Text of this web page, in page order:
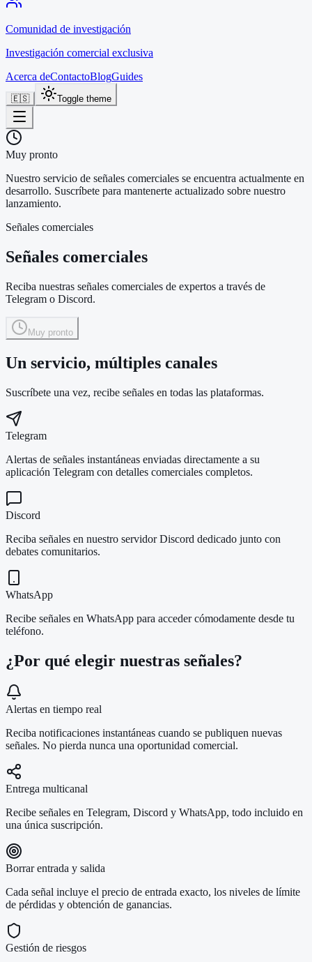
Comunidad de investigación
Investigación comercial exclusiva
Acerca deContactoBlogGuides
🇪🇸 Toggle theme
Muy pronto
Nuestro servicio de señales comerciales se encuentra actualmente en
desarrollo. Suscríbete para mantenerte actualizado sobre nuestro
lanzamiento.
Señales comerciales
Señales comerciales
Reciba nuestras señales comerciales de expertos a través de
Telegram o Discord.
Muy pronto
Un servicio, múltiples canales
Suscríbete una vez, recibe señales en todas las plataformas.
Telegram
Alertas de señales instantáneas enviadas directamente a su
aplicación Telegram con detalles comerciales completos.
Discord
Reciba señales en nuestro servidor Discord dedicado junto con
debates comunitarios.
WhatsApp
Recibe señales en WhatsApp para acceder cómodamente desde tu
teléfono.
¿Por qué elegir nuestras señales?
Alertas en tiempo real
Reciba notificaciones instantáneas cuando se publiquen nuevas
señales. No pierda nunca una oportunidad comercial.
Entrega multicanal
Recibe señales en Telegram, Discord y WhatsApp, todo incluido en
una única suscripción.
Borrar entrada y salida
Cada señal incluye el precio de entrada exacto, los niveles de límite
de pérdidas y obtención de ganancias.
Gestión de riesgos